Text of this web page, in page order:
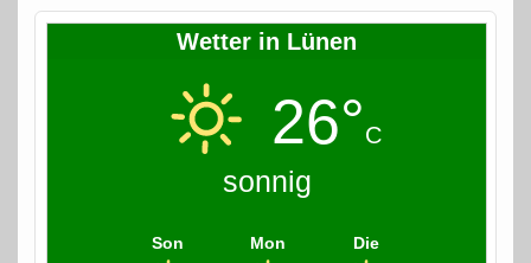
Wetter in Lünen
26°C
sonnig
Son Mon Die